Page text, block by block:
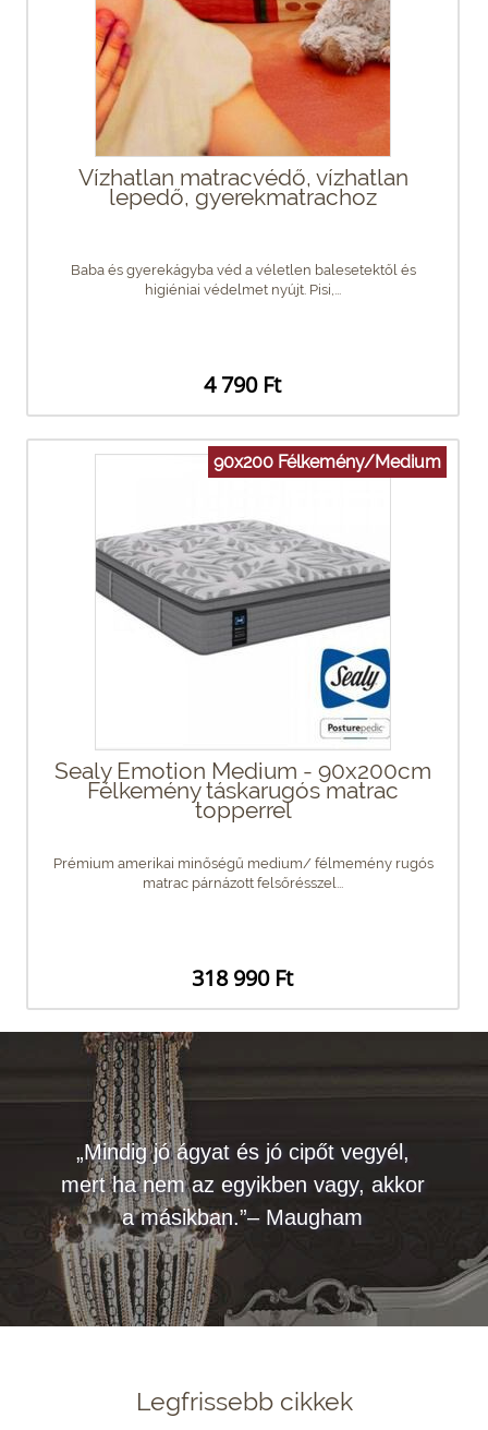
Vízhatlan matracvédő, vízhatlan
lepedő, gyerekmatrachoz
Baba és gyerekágyba véd a véletlen balesetektől és
higiéniai védelmet nyújt. Pisi,...
4 790 Ft
90x200 Félkemény/Medium
Sealy Emotion Medium - 90x200cm
Félkemény táskarugós matrac
topperrel
Prémium amerikai minőségű medium/ félmemény rugós
matrac párnázott felsőrésszel...
318 990 Ft
„Mindig jó ágyat és jó cipőt vegyél,
mert ha nem az egyikben vagy, akkor
a másikban.”– Maugham
Legfrissebb cikkek